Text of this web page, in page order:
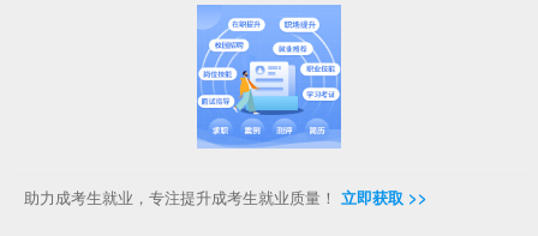
助力成考生就业，专注提升成考生就业质量！ 立即获取 >>